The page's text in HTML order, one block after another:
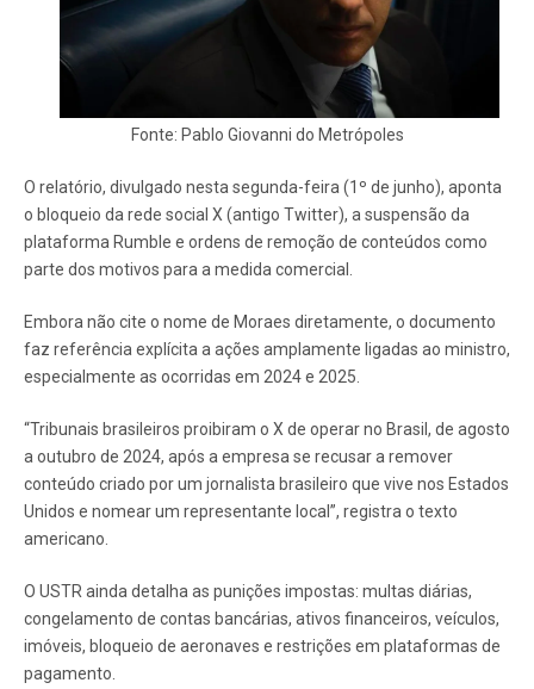
Fonte: Pablo Giovanni do Metrópoles
O relatório, divulgado nesta segunda-feira (1º de junho), aponta
o bloqueio da rede social X (antigo Twitter), a suspensão da
plataforma Rumble e ordens de remoção de conteúdos como
parte dos motivos para a medida comercial.
Embora não cite o nome de Moraes diretamente, o documento
faz referência explícita a ações amplamente ligadas ao ministro,
especialmente as ocorridas em 2024 e 2025.
“Tribunais brasileiros proibiram o X de operar no Brasil, de agosto
a outubro de 2024, após a empresa se recusar a remover
conteúdo criado por um jornalista brasileiro que vive nos Estados
Unidos e nomear um representante local”, registra o texto
americano.
O USTR ainda detalha as punições impostas: multas diárias,
congelamento de contas bancárias, ativos financeiros, veículos,
imóveis, bloqueio de aeronaves e restrições em plataformas de
pagamento.